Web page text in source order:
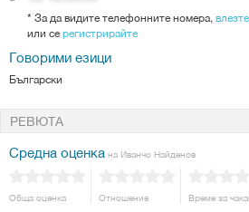
* За да видите телефонните номера,
или серегистрирайте
Говорими езици
Български
РЕВЮТА
Средна оценка на Иванчо Найденов
Обща оценка Отношение Време за